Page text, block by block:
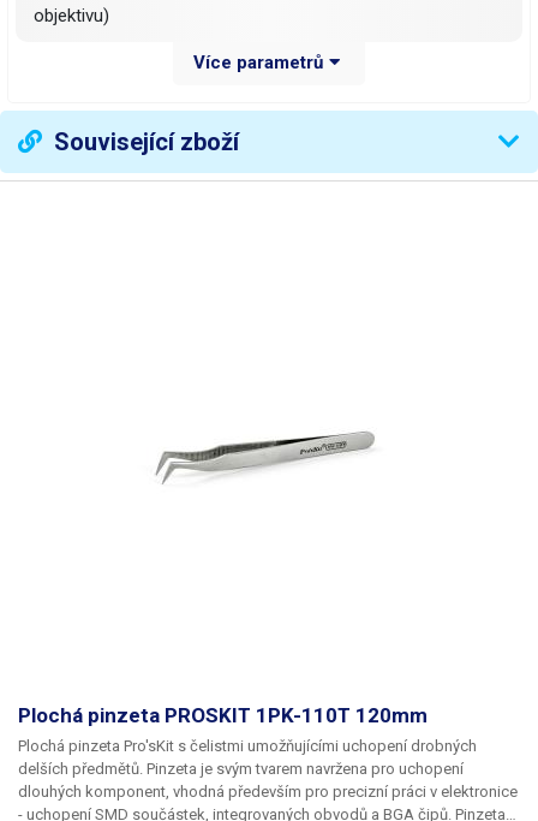
objektivu)
2 x 2 x CR1620
Váha balení [kg]: 0.071 kg
Více parametrů
Související zboží
Plochá pinzeta PROSKIT 1PK-110T 120mm
Plochá pinzeta Pro'sKit s čelistmi umožňujícími uchopení drobných
delších předmětů. Pinzeta je svým tvarem navržena pro uchopení
dlouhých komponent, vhodná především pro precizní práci v elektronice
- uchopení SMD součástek, integrovaných obvodů a BGA čipů. Pinzeta